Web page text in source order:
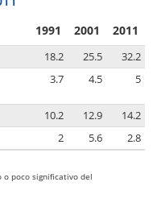
1991 2001 2011
18.2 25.5
32.2
3.7 4.5 5
10.2 12.9
14.2
2 5.6 2.8
poco significativo del